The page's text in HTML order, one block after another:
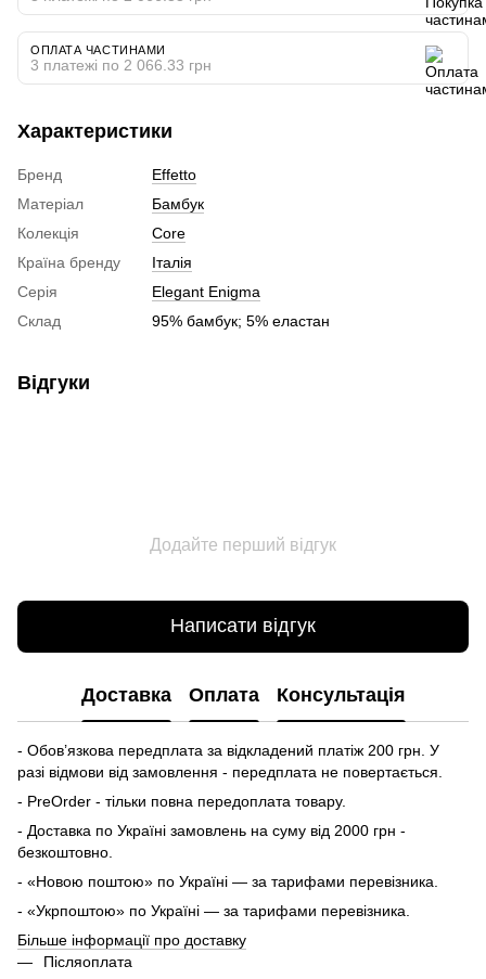
ОПЛАТА ЧАСТИНАМИ
3 платежі по 2 066.33 грн
Характеристики
Бренд
Effetto
Матеріал
Бамбук
Колекція
Core
Країна бренду
Італія
Серія
Elegant Enigma
Склад
95% бамбук; 5% еластан
Відгуки
Додайте перший відгук
Написати відгук
Доставка Оплата Консультація
- Обов’язкова передплата за відкладений платіж 200 грн. У
разі відмови від замовлення - передплата не повертається.
- PreOrder - тільки повна передоплата товару.
- Доставка по Україні замовлень на суму від 2000 грн -
безкоштовно.
- «Новою поштою» по Україні — за тарифами перевізника.
- «Укрпоштою» по Україні — за тарифами перевізника.
Більше інформації про доставку
Післяоплата